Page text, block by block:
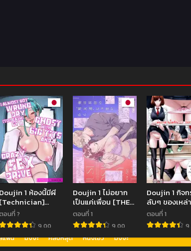
Doujin 1 ห้องนี้มีผี
[Technician]
Tsuyo
Naga Chichi
Yuurei-chan ni
Sunzen
อนที่ ?
9.00
Doujin 1 ไม่อยาก
เป็นแค่เพื่อน [THE
Waidan (Yasuda
Meshimeshi,
Roni)] Saenai
Dōki no
ตอนที่ 1
9.00
Doujin 1 กิจ
ลับๆ ของเหล่
1
ตอนที่ 1
แฟน มังงะ คลิปหลุด หนังเอวี มังงะ